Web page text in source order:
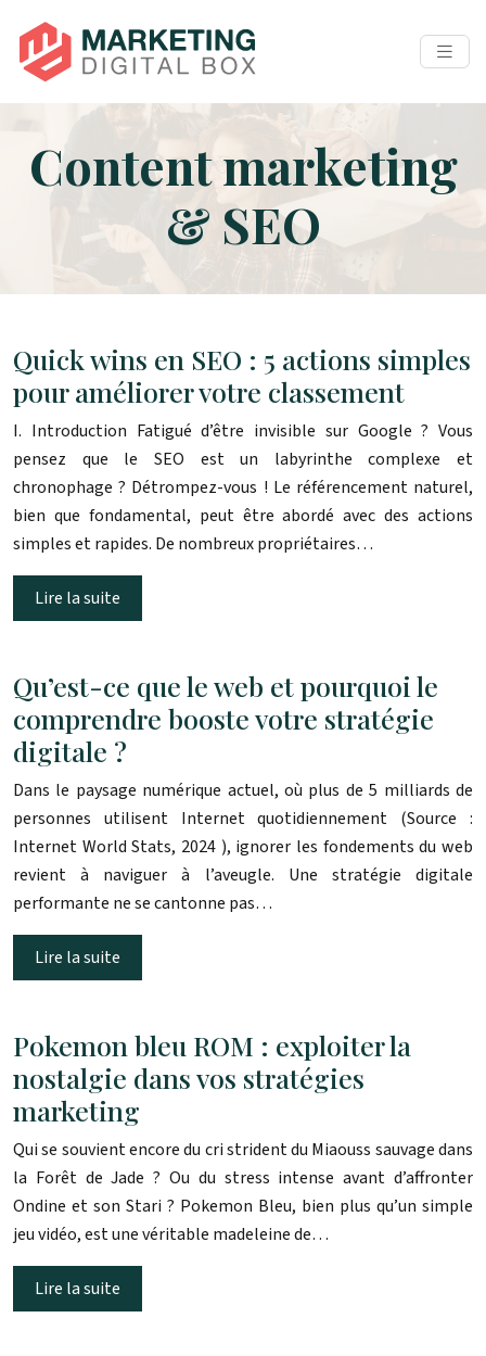
Content marketing
& SEO
Quick wins en SEO : 5 actions simples
pour améliorer votre classement
I. Introduction Fatigué d’être invisible sur Google ? Vous
pensez que le SEO est un labyrinthe complexe et
chronophage ? Détrompez-vous ! Le référencement naturel,
bien que fondamental, peut être abordé avec des actions
simples et rapides. De nombreux propriétaires…
Lire la suite
Qu’est-ce que le web et pourquoi le
comprendre booste votre stratégie
digitale ?
Dans le paysage numérique actuel, où plus de 5 milliards de
personnes utilisent Internet quotidiennement (Source :
Internet World Stats, 2024 ), ignorer les fondements du web
revient à naviguer à l’aveugle. Une stratégie digitale
performante ne se cantonne pas…
Lire la suite
Pokemon bleu ROM : exploiter la
nostalgie dans vos stratégies
marketing
Qui se souvient encore du cri strident du Miaouss sauvage dans
la Forêt de Jade ? Ou du stress intense avant d’affronter
Ondine et son Stari ? Pokemon Bleu, bien plus qu’un simple
jeu vidéo, est une véritable madeleine de…
Lire la suite